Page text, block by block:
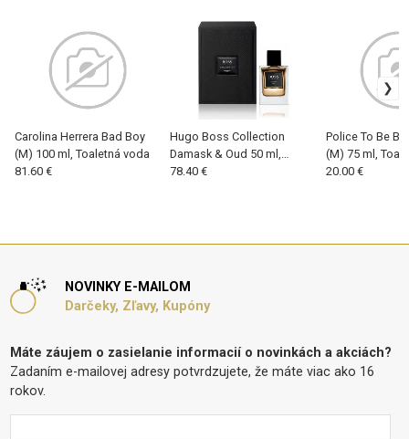
Carolina Herrera Bad Boy
(M) 100 ml, Toaletná voda
81.60 €
Hugo Boss Collection
Damask & Oud 50 ml,
Toaletná voda (M)
78.40 €
Police To Be
(M) 75 ml,
20.00 €
NOVINKY E-MAILOM
Darčeky, Zľavy, Kupóny
Máte záujem o zasielanie informacií o novinkách a akciách?
Zadaním e-mailovej adresy potvrdzujete, že máte viac ako 16
rokov.